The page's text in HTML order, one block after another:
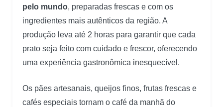
pelo mundo, preparadas frescas e com os
ingredientes mais autênticos da região. A
produção leva até 2 horas para garantir que cada
prato seja feito com cuidado e frescor, oferecendo
uma experiência gastronômica inesquecível.
Os pães artesanais, queijos finos, frutas frescas e
cafés especiais tornam o café da manhã do